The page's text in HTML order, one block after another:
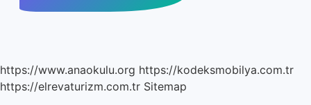
https://www.anaokulu.org https://kodeksmobilya.com.tr
https://elrevaturizm.com.tr Sitemap